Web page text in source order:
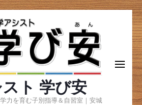
ト 学び安
力を育む子別指導＆自習室｜安城